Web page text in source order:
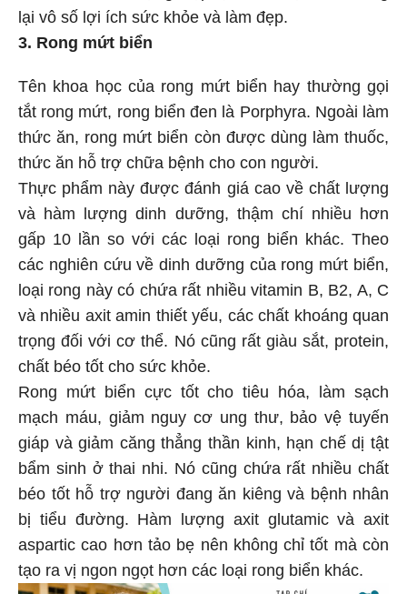
lại vô số lợi ích sức khỏe và làm đẹp.
3. Rong mứt biển
Tên khoa học của rong mứt biển hay thường gọi
tắt rong mứt, rong biển đen là Porphyra. Ngoài làm
thức ăn, rong mứt biển còn được dùng làm thuốc,
thức ăn hỗ trợ chữa bệnh cho con người.
Thực phẩm này được đánh giá cao về chất lượng
và hàm lượng dinh dưỡng, thậm chí nhiều hơn
gấp 10 lần so với các loại rong biển khác. Theo
các nghiên cứu về dinh dưỡng của rong mứt biển,
loại rong này có chứa rất nhiều vitamin B, B2, A, C
và nhiều axit amin thiết yếu, các chất khoáng quan
trọng đối với cơ thể. Nó cũng rất giàu sắt, protein,
chất béo tốt cho sức khỏe.
Rong mứt biển cực tốt cho tiêu hóa, làm sạch
mạch máu, giảm nguy cơ ung thư, bảo vệ tuyến
giáp và giảm căng thẳng thần kinh, hạn chế dị tật
bẩm sinh ở thai nhi. Nó cũng chứa rất nhiều chất
béo tốt hỗ trợ người đang ăn kiêng và bệnh nhân
bị tiểu đường. Hàm lượng axit glutamic và axit
aspartic cao hơn tảo bẹ nên không chỉ tốt mà còn
tạo ra vị ngon ngọt hơn các loại rong biển khác.